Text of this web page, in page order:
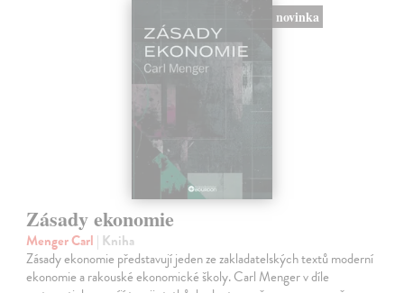
novinka
Zásady ekonomie
Menger Carl | Kniha
Zásady ekonomie představují jeden ze zakladatelských textů moderní
ekonomie a rakouské ekonomické školy. Carl Menger v díle